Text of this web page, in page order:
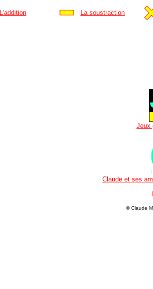
L'addition La soustraction
Jeux
Claude et ses
© Claude